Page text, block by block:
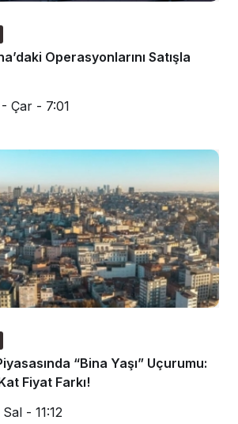
Operasyonlarını Satışla
Çar - 7:01
“Bina Yaşı” Uçurumu:
Fiyat Farkı!
- 11:12